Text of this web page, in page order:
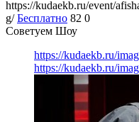
https://kudaekb.ru/event/
g/ Бесплатно 82 0
Советуем Шоу
https://kudaekb.ru/
https://kudaekb.ru/